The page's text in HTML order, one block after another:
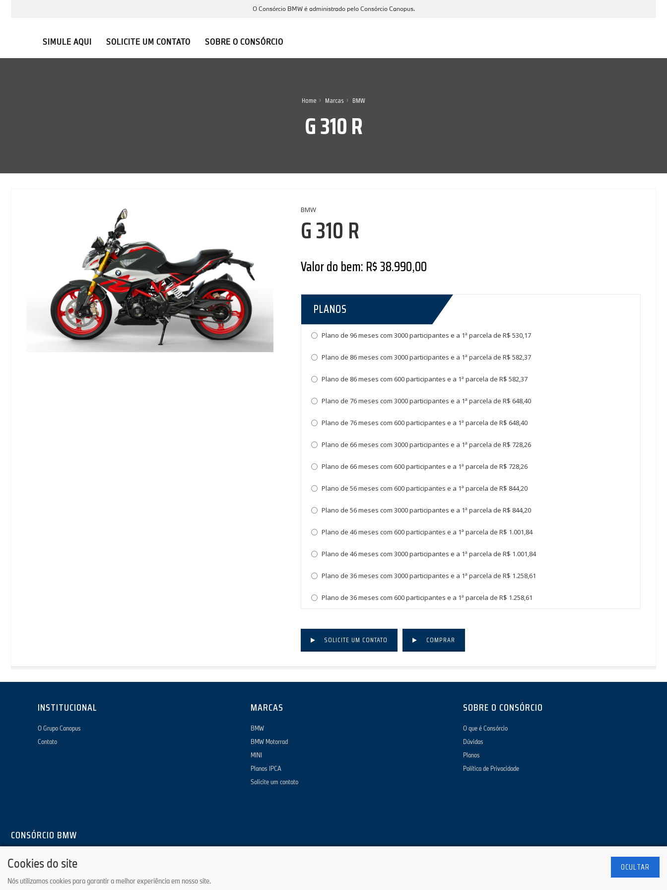
O Consórcio BMW é administrado pelo Consórcio Canopus.
SIMULE AQUI SOLICITE UM CONTATO SOBRE O CONSÓRCIO
Home › Marcas › BMW
G 310 R
BMW
G 310 R
Valor do bem: R$ 38.990,00
PLANOS
Plano de 96 meses com 3000 participantes e a 1ª parcela de R$ 530,17
Plano de 86 meses com 3000 participantes e a 1ª parcela de R$ 582,37
Plano de 86 meses com 600 participantes e a 1ª parcela de R$ 582,37
Plano de 76 meses com 3000 participantes e a 1ª parcela de R$ 648,40
Plano de 76 meses com 600 participantes e a 1ª parcela de R$ 648,40
Plano de 66 meses com 3000 participantes e a 1ª parcela de R$ 728,26
Plano de 66 meses com 600 participantes e a 1ª parcela de R$ 728,26
Plano de 56 meses com 600 participantes e a 1ª parcela de R$ 844,20
Plano de 56 meses com 3000 participantes e a 1ª parcela de R$ 844,20
Plano de 46 meses com 600 participantes e a 1ª parcela de R$ 1.001,84
Plano de 46 meses com 3000 participantes e a 1ª parcela de R$ 1.001,84
Plano de 36 meses com 3000 participantes e a 1ª parcela de R$ 1.258,61
Plano de 36 meses com 600 participantes e a 1ª parcela de R$ 1.258,61
SOLICITE UM CONTATO COMPRAR
OCULTAR
Cookies do site
Nós utilizamos cookies para garantir a melhor experiência em nosso site.
INSTITUCIONAL
O Grupo Canopus
Contato
MARCAS
BMW
BMW Motorrad
MINI
Planos IPCA
Solicite um contato
SOBRE O CONSÓRCIO
O que é Consórcio
Dúvidas
Planos
Política de Privacidade
CONSÓRCIO BMW
Administrado pelo Consórcio Canopus.
O Consórcio Canopus não comercializa cota contemplada. Todas as imagens/fotos exibidas neste site são de caráter meramente ilustrativas.
Canopus Administradora de Consórcios LTDA. - CNPJ: 68.318.773/0001-54. - IE: ISENTA
Av. Fernando Corrêa da Costa, 1944 - Acesso Lateral Rua Garcia Neto - Bairro Jardim Kennedy. CEP: 78065-000 - Cuiabá - MT - 0800 777 9050 -